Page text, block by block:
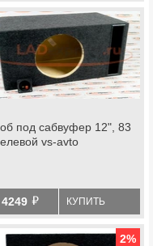
под сабвуфер 12", 83
vs-avto
4249 й КУПИТЬ
2%